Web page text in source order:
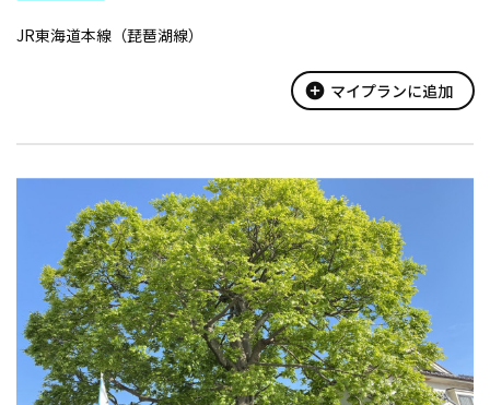
JR東海道本線（琵琶湖線）
add_circle マイプランに追加